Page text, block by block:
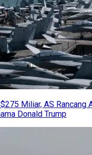
Miliar, AS Rancang
Donald Trump